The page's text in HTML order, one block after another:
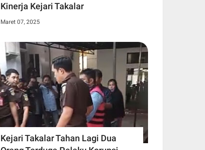
Kinerja Kejari Takalar
Maret 07, 2025
Kejari Takalar Tahan Lagi Dua